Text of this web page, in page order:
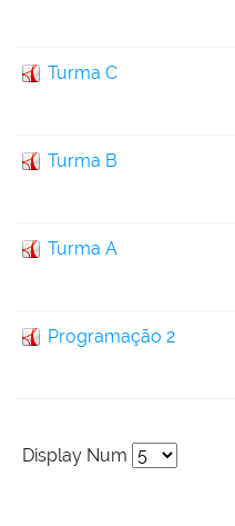
Turma C
Turma B
Turma A
Programação 2
Display Num